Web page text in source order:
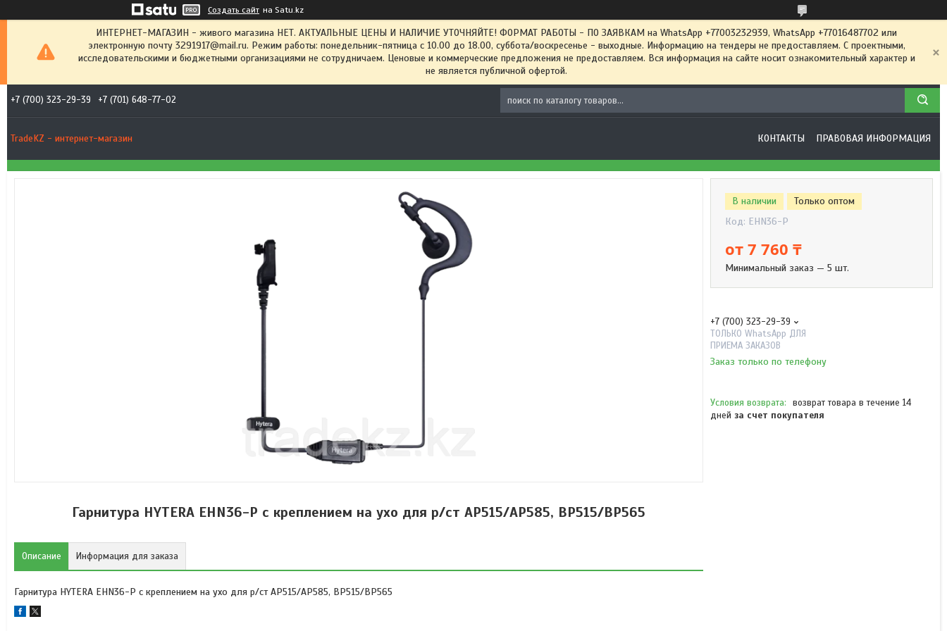
Создать сайт на Satu.kz
ИНТЕРНЕТ-МАГАЗИН - живого магазина НЕТ. АКТУАЛЬНЫЕ ЦЕНЫ И НАЛИЧИЕ УТОЧНЯЙТЕ! ФОРМАТ РАБОТЫ - ПО ЗАЯВКАМ на WhatsApp +77003232939, WhatsApp +77016487702 или
электронную почту 3291917@mail.ru. Режим работы: понедельник-пятница с 10.00 до 18.00, суббота/воскресенье - выходные. Информацию на тендеры не предоставляем. С проектными,
исследовательскими и бюджетными организациями не сотрудничаем. Ценовые и коммерческие предложения не предоставляем. Вся информация на сайте носит ознакомительный характер и
не является публичной офертой.
+7 (700) 323-29-39 +7 (701) 648-77-02
TradeKZ - интернет-магазин КОНТАКТЫ ПРАВОВАЯ ИНФОРМАЦИЯ
Гарнитура HYTERA EHN36-P с креплением на ухо для р/ст AP515/AP585, BP515/BP565
Описание Информация для заказа
Гарнитура HYTERA EHN36-P с креплением на ухо для р/ст AP515/AP585, BP515/BP565
В наличии
Только оптом
Код: EHN36-P
от 7 760 ₸
Минимальный заказ — 5 шт.
+7 (700) 323-29-39
ТОЛЬКО WhatsApp ДЛЯ
ПРИЕМА ЗАКАЗОВ
Заказ только по телефону
возврат товара в течение 14
дней за счет покупателя